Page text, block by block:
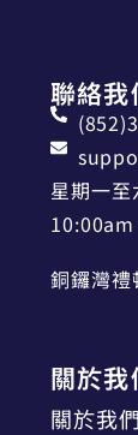
聯絡我
星期一至
銅鑼灣
關於我
關於我們